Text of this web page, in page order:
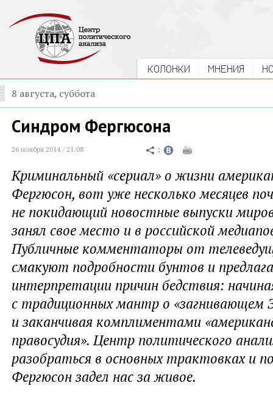
КОЛОНКИ МНЕНИЯ
8 августа, суббота
Синдром Фергюсона
26 ноября 2014 / 21:08
Криминальный «сериал» о жизни
Фергюсон, вот уже несколько месяцев
не покидающий новостные выпуски
занял свое место и в российской
Публичные комментаторы от
смакуют подробности бунтов и
интерпретации причин бедствия:
с традиционных мантр о «загнивающем
и заканчивая комплиментами
правосудия». Центр политического
разобраться в основных трактовках и
Фергюсон задел нас за живое.